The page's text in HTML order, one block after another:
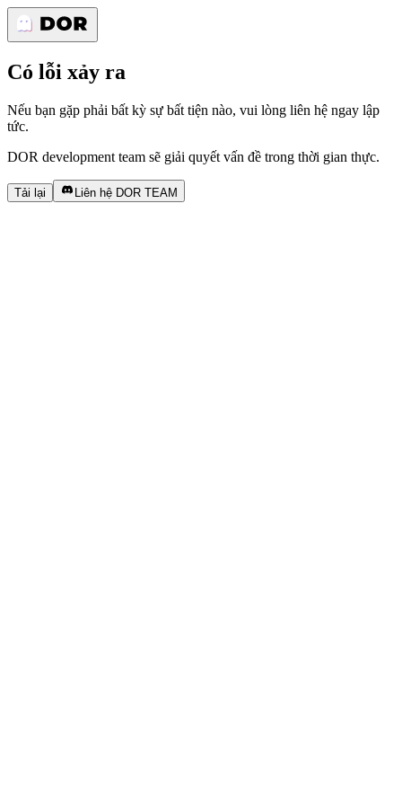
Có lỗi xảy ra
Nếu bạn gặp phải bất kỳ sự bất tiện nào, vui lòng liên hệ ngay lập
tức.
DOR development team sẽ giải quyết vấn đề trong thời gian thực.
Tải lại Liên hệ DOR TEAM